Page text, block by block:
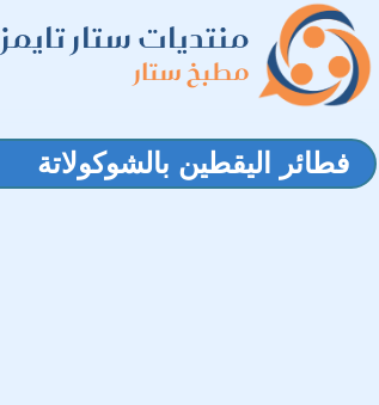
منتديات ستار تايمز
مطبخ ستار
فطائر اليقطين بالشوكولاتة